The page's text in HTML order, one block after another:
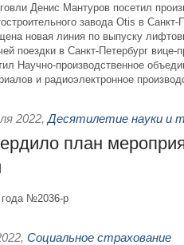
Денис Мантуров посетил
завода Otis в Санкт-
новая линия по выпуску
поездки в Санкт-Петербург
Научно-производственное
и радиоэлектронное
2022, Десятилетие науки и
план
года №2036-р
, Социальное страхование